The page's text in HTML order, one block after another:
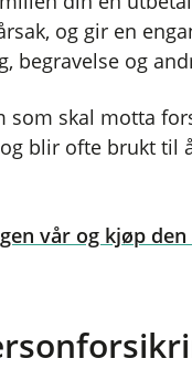
og gir en
begravelse og
som skal motta
blir ofte brukt til
vår og kjøp den